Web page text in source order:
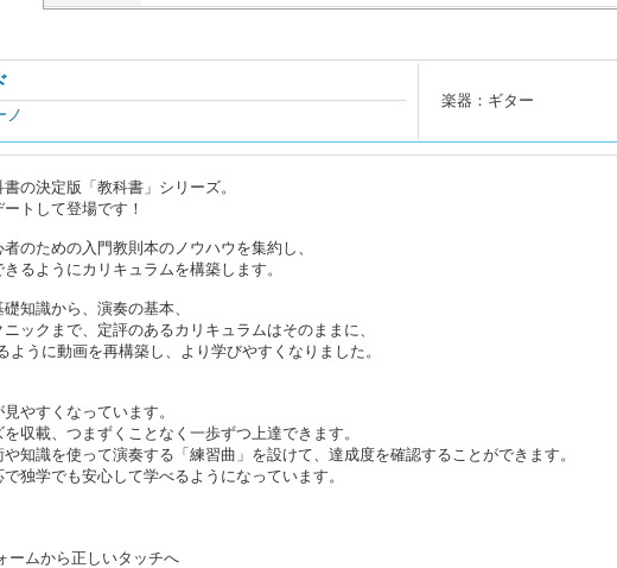
ノ
楽器：ギター
の決定版「教科書」シリーズ。
トして登場です！
のための入門教則本のノウハウを集約し、
るようにカリキュラムを構築します。
知識から、演奏の基本、
ックまで、定評のあるカリキュラムはそのままに、
うに動画を再構築し、より学びやすくなりました。
やすくなっています。
収載、つまずくことなく一歩ずつ上達できます。
知識を使って演奏する「練習曲」を設けて、達成度を確認することができます。
独学でも安心して学べるようになっています。
ームから正しいタッチへ